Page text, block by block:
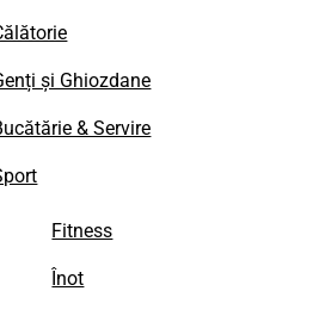
și Ghiozdane
& Servire
Fitness
Înot